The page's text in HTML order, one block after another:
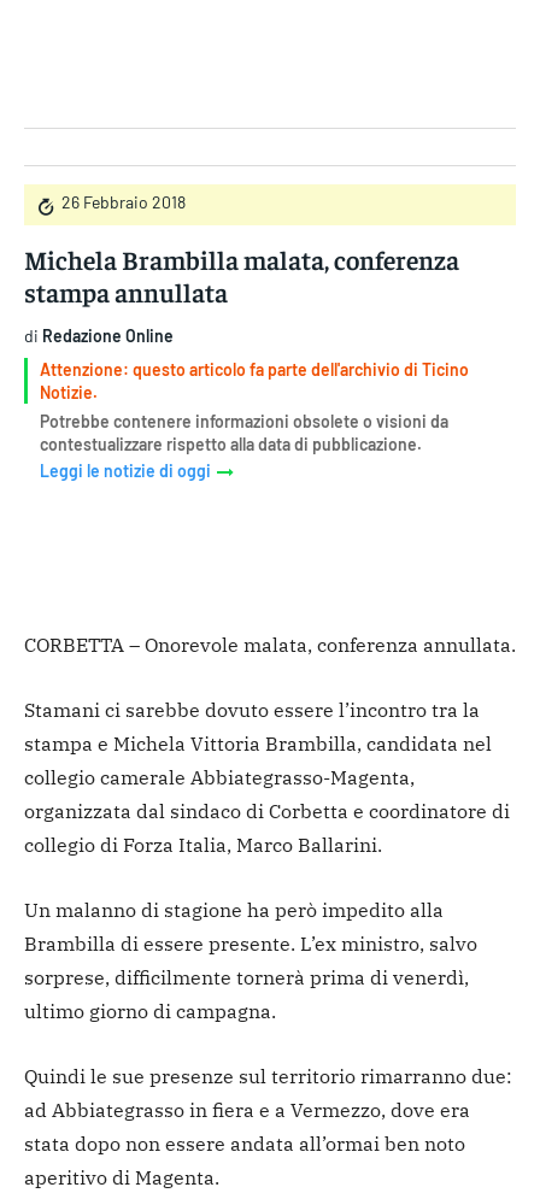
26 Febbraio 2018
Michela Brambilla malata, conferenza
stampa annullata
di Redazione Online
Attenzione: questo articolo fa parte dell'archivio di Ticino
Notizie.
Potrebbe contenere informazioni obsolete o visioni da
contestualizzare rispetto alla data di pubblicazione.
Leggi le notizie di oggi
CORBETTA – Onorevole malata, conferenza annullata.
Stamani ci sarebbe dovuto essere l’incontro tra la
stampa e Michela Vittoria Brambilla, candidata nel
collegio camerale Abbiategrasso-Magenta,
organizzata dal sindaco di Corbetta e coordinatore di
collegio di Forza Italia, Marco Ballarini.
Un malanno di stagione ha però impedito alla
Brambilla di essere presente. L’ex ministro, salvo
sorprese, difficilmente tornerà prima di venerdì,
ultimo giorno di campagna.
Quindi le sue presenze sul territorio rimarranno due:
ad Abbiategrasso in fiera e a Vermezzo, dove era
stata dopo non essere andata all’ormai ben noto
aperitivo di Magenta.